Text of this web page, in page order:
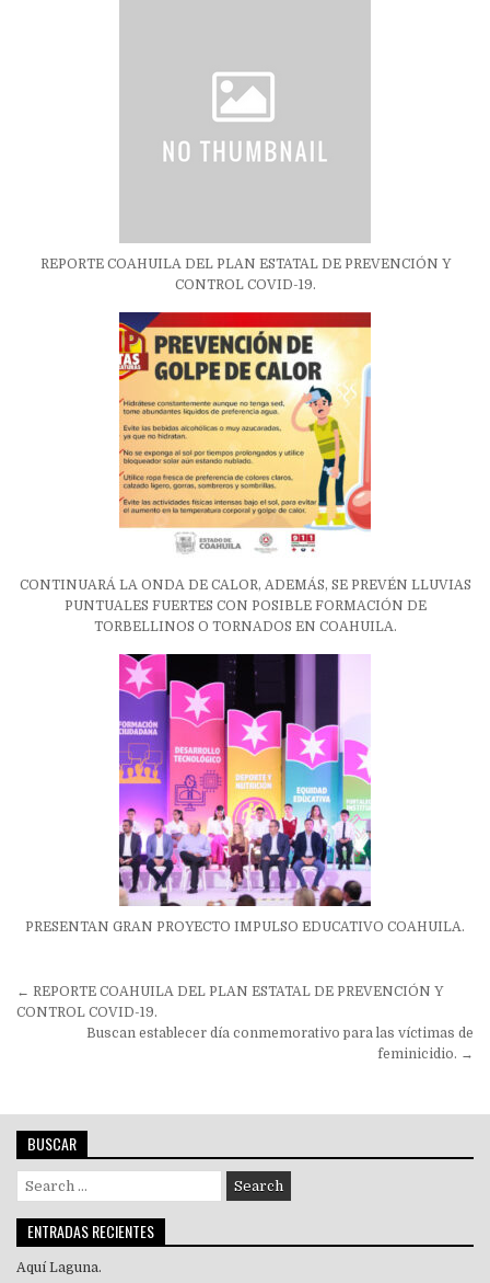
REPORTE COAHUILA DEL PLAN ESTATAL DE PREVENCIÓN Y
CONTROL COVID-19.
CONTINUARÁ LA ONDA DE CALOR, ADEMÁS, SE PREVÉN LLUVIAS
PUNTUALES FUERTES CON POSIBLE FORMACIÓN DE
TORBELLINOS O TORNADOS EN COAHUILA.
PRESENTAN GRAN PROYECTO IMPULSO EDUCATIVO COAHUILA.
Navegación
de
entradas
← REPORTE COAHUILA DEL PLAN ESTATAL DE PREVENCIÓN Y
CONTROL COVID-19.
Buscan establecer día conmemorativo para las víctimas de
feminicidio. →
BUSCAR
Search
for:
ENTRADAS RECIENTES
Aquí Laguna.